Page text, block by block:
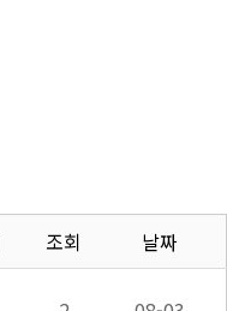
조회 날짜